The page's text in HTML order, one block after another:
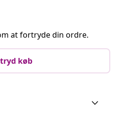
at fortryde din ordre.
køb